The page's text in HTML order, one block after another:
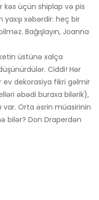
üçün shiplap və pis
xəbərdir: heç bir
Bağışlayın, Joanna
üstünə xalça
Ciddi! Hər
ev dekorasiya fikri gəlmir
əbədi buraxa bilərik),
var. Orta əsrin müasirinin
bilər? Don Draperdən